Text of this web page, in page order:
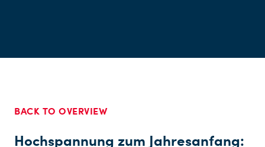
BACK TO OVERVIEW
Hochspannung zum Jahresanfang: